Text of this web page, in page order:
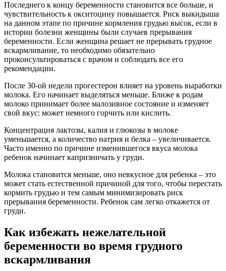
Последнего к концу беременности становится все больше, и
чувствительность к окситоцину повышается. Риск выкидыша
на данном этапе по причине кормления грудью высок, если в
истории болезни женщины были случаев прерывания
беременности. Если женщина решает не прерывать грудное
вскармливание, то необходимо обязательно
проконсультироваться с врачом и соблюдать все его
рекомендации.
После 30-ой недели прогестерон влияет на уровень выработки
молока. Его начинает выделяться меньше. Ближе к родам
молоко принимает более малозивное состояние и изменяет
свой вкус: может немного горчить или кислить.
Концентрация лактозы, калия и глюкозы в молоке
уменьшается, а количество натрия и белка – увеличивается.
Часто именно по причине изменившегося вкуса молока
ребенок начинает капризничать у груди.
Молока становится меньше, оно невкусное для ребенка – это
может стать естественной причиной для того, чтобы перестать
кормить грудью и тем самым минимизировать риск
прерывания беременности. Ребенок сам легко откажется от
груди.
Как избежать нежелательной
беременности во время грудного
вскармливания